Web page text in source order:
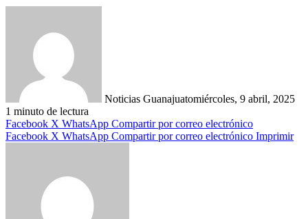
Noticias Guanajuatomiércoles, 9 abril, 2025
1 minuto de lectura
Facebook X WhatsApp Compartir por correo electrónico
Facebook X WhatsApp Compartir por correo electrónico Imprimir